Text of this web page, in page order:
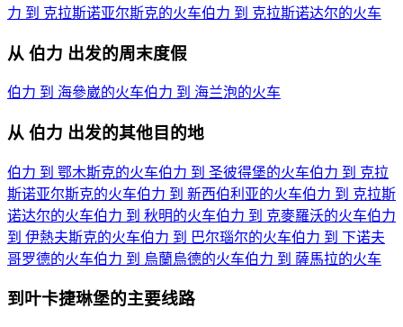
力 到 克拉斯诺亚尔斯克的火车伯力 到 克拉斯诺达尔的火车
从 伯力 出发的周末度假
伯力 到 海參崴的火车伯力 到 海兰泡的火车
从 伯力 出发的其他目的地
伯力 到 鄂木斯克的火车伯力 到 圣彼得堡的火车伯力 到 克拉
斯诺亚尔斯克的火车伯力 到 新西伯利亚的火车伯力 到 克拉斯
诺达尔的火车伯力 到 秋明的火车伯力 到 克麥羅沃的火车伯力
到 伊熱夫斯克的火车伯力 到 巴尔瑙尔的火车伯力 到 下诺夫
哥罗德的火车伯力 到 烏蘭烏德的火车伯力 到 薩馬拉的火车
到叶卡捷琳堡的主要线路